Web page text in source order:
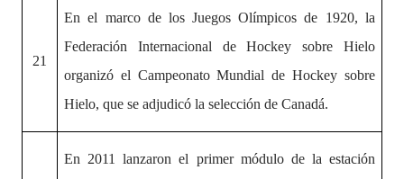
21
En el marco de los Juegos Olímpicos de 1920, la
Federación Internacional de Hockey sobre Hielo
organizó el Campeonato Mundial de Hockey sobre
Hielo, que se adjudicó la selección de Canadá.
En 2011 lanzaron el primer módulo de la estación